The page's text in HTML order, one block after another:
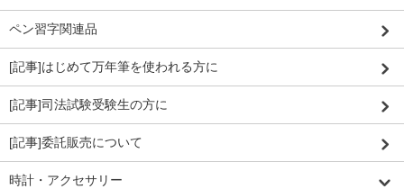
ペン習字関連品
[記事]はじめて万年筆を使われる方に
[記事]司法試験受験生の方に
[記事]委託販売について
時計・アクセサリー